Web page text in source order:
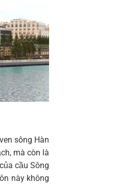
sông Hàn
mà còn là
cầu Sông
này không